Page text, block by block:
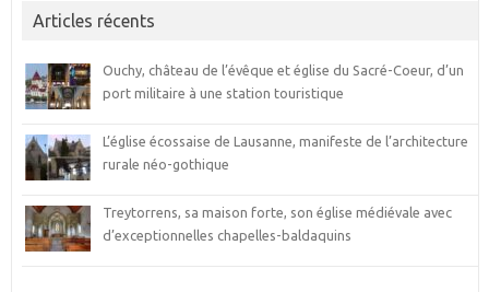
Articles récents
Ouchy, château de l’évêque et église du Sacré-Coeur, d’un
port militaire à une station touristique
L’église écossaise de Lausanne, manifeste de l’architecture
rurale néo-gothique
Treytorrens, sa maison forte, son église médiévale avec
d’exceptionnelles chapelles-baldaquins